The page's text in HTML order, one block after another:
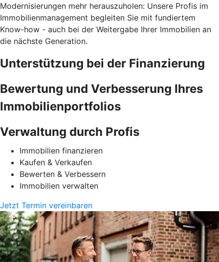
Modernisierungen mehr herauszuholen: Unsere Profis im
Immobilienmanagement begleiten Sie mit fundiertem
Know-how - auch bei der Weitergabe Ihrer Immobilien an
die nächste Generation.
Unterstützung bei der Finanzierung
Bewertung und Verbesserung Ihres
Immobilienportfolios
Verwaltung durch Profis
Immobilien finanzieren
Kaufen & Verkaufen
Bewerten & Verbessern
Immobilien verwalten
Jetzt Termin vereinbaren